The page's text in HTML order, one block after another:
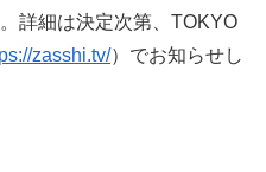
詳細は決定次第、TOKYO
zasshi.tv/）でお知らせし